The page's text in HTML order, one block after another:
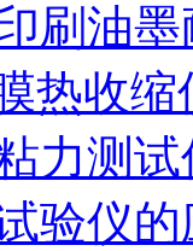
刷油
热收
力测
验仪